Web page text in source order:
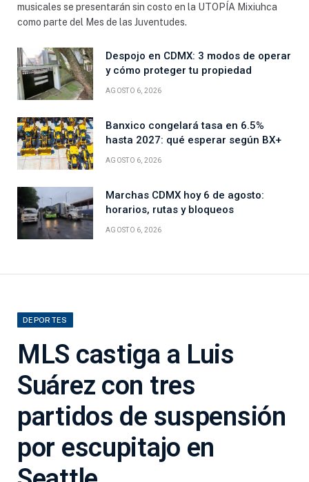
musicales se presentarán sin costo en la UTOPÍA Mixiuhca
como parte del Mes de las Juventudes.
Despojo en CDMX: 3 modos de operar
y cómo proteger tu propiedad
AGOSTO 6, 2026
Banxico congelará tasa en 6.5%
hasta 2027: qué esperar según BX+
AGOSTO 6, 2026
Marchas CDMX hoy 6 de agosto:
horarios, rutas y bloqueos
AGOSTO 6, 2026
DEPORTES
MLS castiga a Luis
Suárez con tres
partidos de suspensión
por escupitajo en